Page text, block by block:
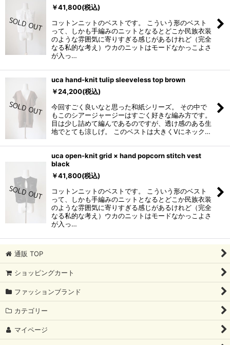
￥41,800(税込)
コットンニットのベストです。 こういう形のベスト
って、しかも手編みのニットとなるとどこか民族衣装
のような雰囲気に寄りすぎる感じがあるけれど（完全
なる私的な考え）ウカのニットはモードなかっこよさ
が入っ…
uca hand-knit tulip sleeveless top brown
￥24,200(税込)
今回すごく良いなと思った和紙シリーズ。 その中で
もこのシアージャージーはすごく好きな編み方です。
目は少し詰めて編んであるのですが、透け感のある生
地でとても涼しげ。 このベストは大きくVにネック…
uca open-knit grid × hand popcorn stitch vest
black
￥41,800(税込)
コットンニットのベストです。 こういう形のベスト
って、しかも手編みのニットとなるとどこか民族衣装
のような雰囲気に寄りすぎる感じがあるけれど（完全
なる私的な考え）ウカのニットはモードなかっこよさ
が入っ…
通販 TOP
ショッピングカート
ファッションブランド
カテゴリー
マイページ